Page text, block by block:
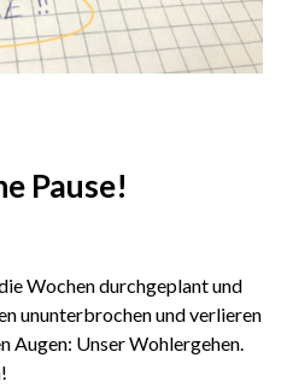
Pause!
Wochen durchgeplant und
ununterbrochen und verlieren
Augen: Unser Wohlergehen.